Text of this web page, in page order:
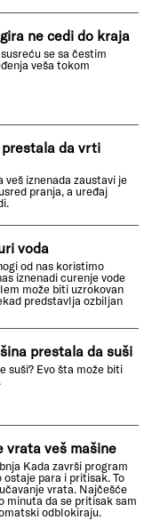
ne cedi do kraja
se sa čestim
veša tokom
da vrti
veš iznenada zaustavi je
pranja, a uređaj
voda
od nas koristimo
iznenadi curenje vode
može biti uzrokovan
predstavlja ozbiljan
prestala da suši
suši? Evo šta može biti
vrata veš mašine
Kada završi program
para i pritisak. To
vrata. Najčešće
minuta da se pritisak sam
odblokiraju.